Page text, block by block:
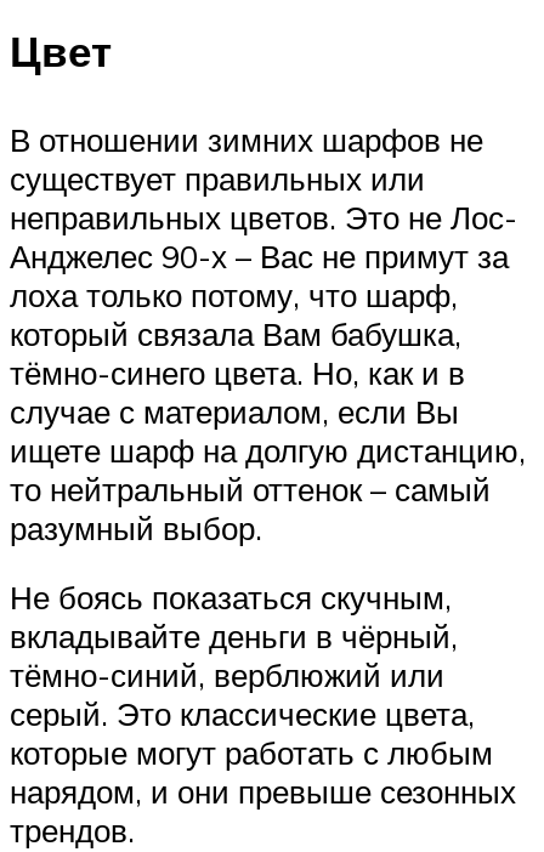
Цвет
В отношении зимних шарфов не
существует правильных или
неправильных цветов. Это не Лос-
Анджелес 90-х – Вас не примут за
лоха только потому, что шарф,
который связала Вам бабушка,
тёмно-синего цвета. Но, как и в
случае с материалом, если Вы
ищете шарф на долгую дистанцию,
то нейтральный оттенок – самый
разумный выбор.
Не боясь показаться скучным,
вкладывайте деньги в чёрный,
тёмно-синий, верблюжий или
серый. Это классические цвета,
которые могут работать с любым
нарядом, и они превыше сезонных
трендов.